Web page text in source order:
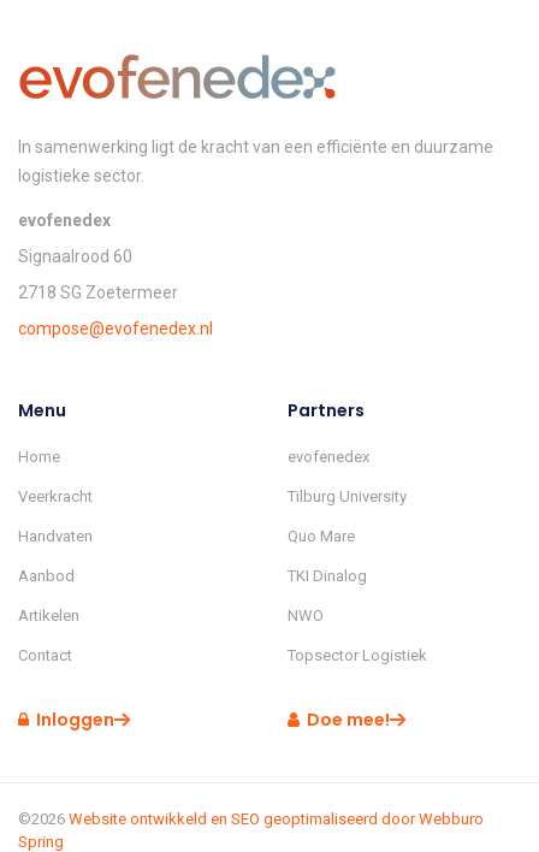
In samenwerking ligt de kracht van een efficiënte en duurzame
logistieke sector.
evofenedex
Signaalrood 60
2718 SG Zoetermeer
compose@evofenedex.nl
Menu
Home
Veerkracht
Handvaten
Aanbod
Artikelen
Contact
Partners
evofenedex
Tilburg University
Quo Mare
TKI Dinalog
NWO
Topsector Logistiek
Inloggen Doe mee!
©2026 Website ontwikkeld en SEO geoptimaliseerd doorWebburo
Spring